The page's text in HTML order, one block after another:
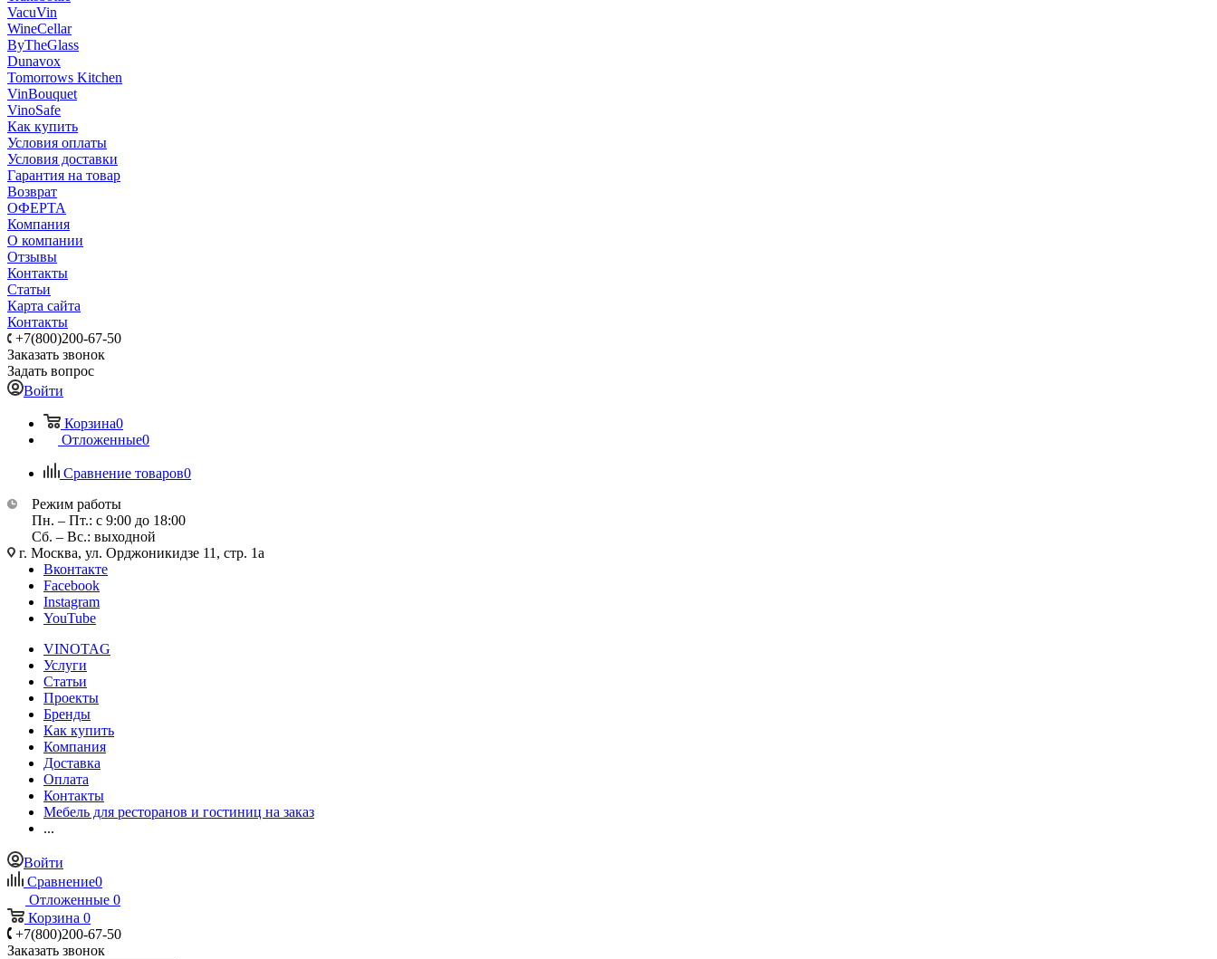
VacuVin
WineCellar
ByTheGlass
Dunavox
Tomorrows Kitchen
VinBouquet
VinoSafe
Как купить
Условия оплаты
Условия доставки
Гарантия на товар
Возврат
ОФЕРТА
Компания
О компании
Отзывы
Контакты
Статьи
Карта сайта
Контакты
+7(800)200-67-50
Заказать звонок
Задать вопрос
Войти
Корзина0
Отложенные0
Сравнение товаров0
Режим работы
Пн. – Пт.: с 9:00 до 18:00
Сб. – Вс.: выходной
г. Москва, ул. Орджоникидзе 11, стр. 1а
Вконтакте
Facebook
Instagram
YouTube
VINOTAG
Услуги
Статьи
Проекты
Бренды
Как купить
Компания
Доставка
Оплата
Контакты
Мебель для ресторанов и гостиниц на заказ
...
Войти
Сравнение0
Отложенные 0
Корзина 0
+7(800)200-67-50
Заказать звонок